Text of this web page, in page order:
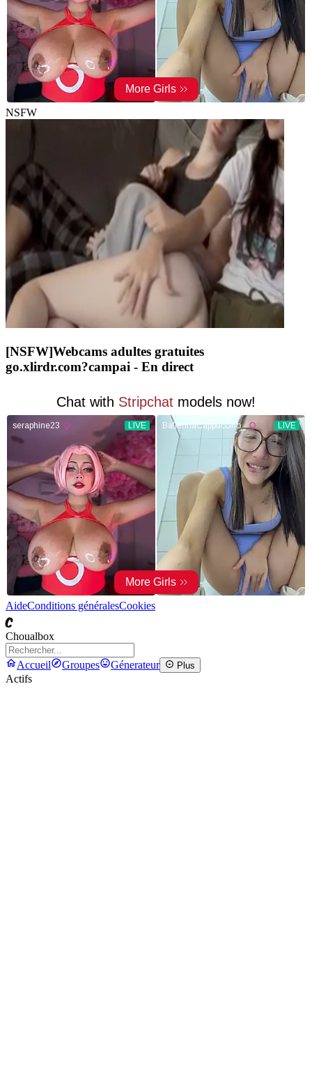
NSFW
[NSFW]Webcams adultes gratuites
go.xlirdr.com?campai - En direct
AideConditions généralesCookies
C
Choualbox
Accueil Groupes Génerateur Plus
Actifs